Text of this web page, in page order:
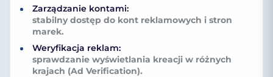
Zarządzanie kontami:
stabilny dostęp do kont reklamowych i stron
marek.
Weryfikacja reklam:
sprawdzanie wyświetlania kreacji w różnych
krajach (Ad Verification).